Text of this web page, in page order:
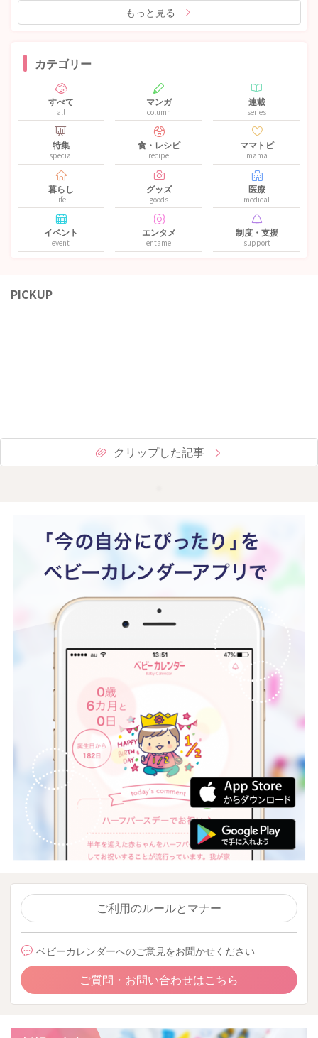
もっと見る
カテゴリー
すべて
all
マンガ
column
連載
series
特集
special
食・レシピ
recipe
ママトピ
mama
暮らし
life
グッズ
goods
医療
medical
イベント
event
エンタメ
entame
制度・支援
support
PICKUP
クリップした記事
ご利用のルールとマナー
ベビーカレンダーへのご意見をお聞かせください
ご質問・お問い合わせはこちら